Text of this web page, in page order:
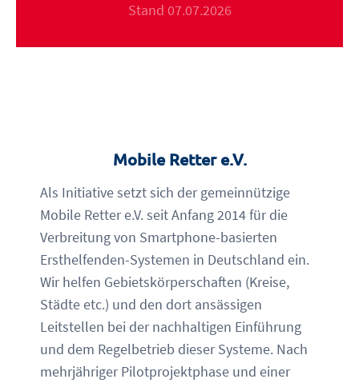
Stand 07.07.2026
Mobile Retter e.V.
Als Initiative setzt sich der gemeinnützige
Mobile Retter e.V. seit Anfang 2014 für die
Verbreitung von Smartphone-basierten
Ersthelfenden-Systemen in Deutschland ein.
Wir helfen Gebietskörperschaften (Kreise,
Städte etc.) und den dort ansässigen
Leitstellen bei der nachhaltigen Einführung
und dem Regelbetrieb dieser Systeme. Nach
mehrjähriger Pilotprojektphase und einer